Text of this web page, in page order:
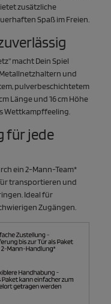
zusätzliche
Spaß im Freien.
macht Dein Spiel
und
pulverbeschichtetem
Länge und 16 cm Höhe
Wettkampffeeling.
für jede
ein 2-Mann-Team*
transportieren und
Ideal für
Zugängen.